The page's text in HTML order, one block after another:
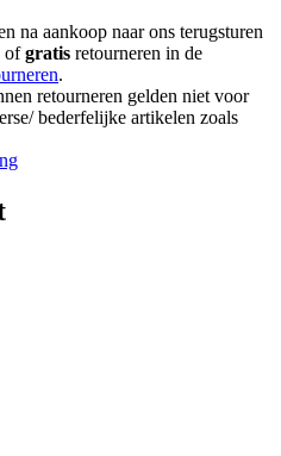
na aankoop naar ons terugsturen
ofgratis retourneren in de
.
retourneren gelden niet voor
bederfelijke artikelen zoals